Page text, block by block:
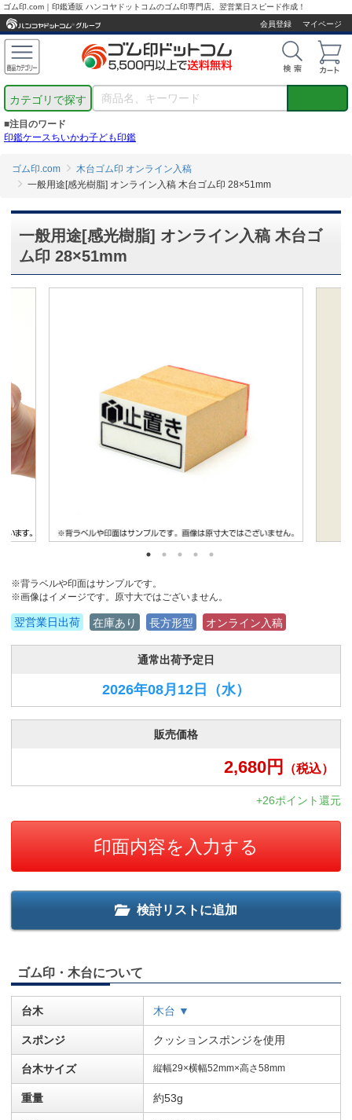
ゴム印.com｜印鑑通販 ハンコヤドットコムのゴム印専門店。翌営業日スピード作成！
会員登録
マイページ
カテゴリで探す
■注目のワード
印鑑ケースちいかわ子ども印鑑
ゴム印.com
木台ゴム印 オンライン入稿
一般用途[感光樹脂] オンライン入稿 木台ゴム印 28×51mm
一般用途[感光樹脂] オンライン入稿 木台ゴ
ム印 28×51mm
※背ラベルや印面はサンプルです。
※画像はイメージです。原寸大ではございません。
翌営業日出荷 在庫あり 長方形型 オンライン入稿
通常出荷予定日
2026年08月12日 （水）
販売価格
2,680円 （税込）
+26ポイント還元
印面内容を入力する
検討リストに追加
ゴム印・木台について
台木 木台 ▼
スポンジ クッションスポンジを使用
台木サイズ 縦幅29×横幅52mm×高さ58mm
重量 約53g